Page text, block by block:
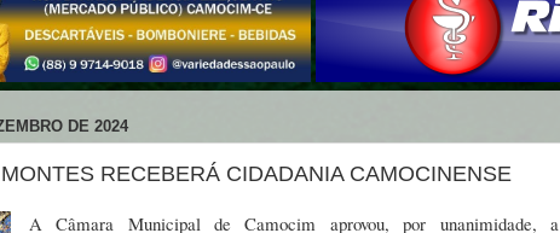
DE 2024
RECEBERÁ CIDADANIA CAMOCINENSE
A Câmara Municipal de Camocim aprovou, por unanimidade, a